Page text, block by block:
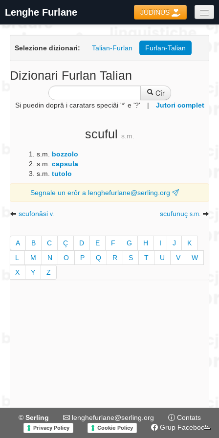
Lenghe Furlane JUDINUS
Formari
Coretôr Ortografic
Informazions
Selezione dizionari: Talian-Furlan Furlan-Talian
Dizionari Furlan Talian
Cîr
Si puedin doprâ i caratars speciâi '*' e '?' | Jutori complet
scuful s.m.
s.m. bozzolo
s.m. capsula
s.m. tutolo
Segnale un erôr a lenghefurlane@serling.org
scufonâsi v. scufunuç s.m.
A B C Ç D E F G H I J
K
L
M N O P Q R S T U V
W
X
Y Z
© Serling lenghefurlane@serling.org Contats
Privacy Policy Cookie Policy Grup Facebook